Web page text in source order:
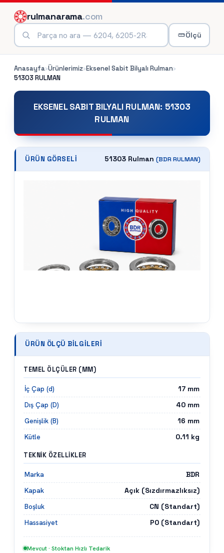
rulmanarama.com
Ölçü
Anasayfa›Ürünlerimiz›Eksenel Sabit Bilyalı Rulman›
51303RULMAN
EKSENEL SABIT BILYALI RULMAN: 51303
RULMAN
ÜRÜN GÖRSELI 51303 Rulman (BDRRULMAN)
ÜRÜN ÖLÇÜ BILGILERI
TEMEL ÖLÇÜLER (MM)
İç Çap (d) 17 mm
Dış Çap (D)
40 mm
Genişlik (B)
16 mm
Kütle
0.11 kg
TEKNIK ÖZELLIKLER
Marka
BDR
Kapak
Açık (Sızdırmazlıksız)
Boşluk
CN (Standart)
Hassasiyet
P0 (Standart)
Mevcut · Stoktan Hızlı Tedarik